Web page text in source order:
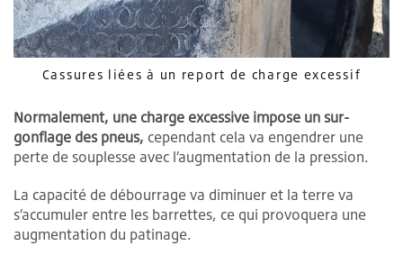
Cassures liées à un report de charge excessif
Normalement, une charge excessive impose un sur-
gonflage des pneus, cependant cela va engendrer une
perte de souplesse avec l’augmentation de la pression.
La capacité de débourrage va diminuer et la terre va
s’accumuler entre les barrettes, ce qui provoquera une
augmentation du patinage.